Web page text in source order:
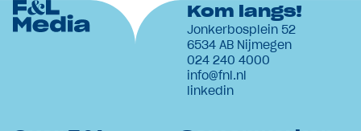
Kom langs!
Jonkerbosplein 52
6534 AB Nijmegen
024 240 4000
info@fnl.nl
linkedin